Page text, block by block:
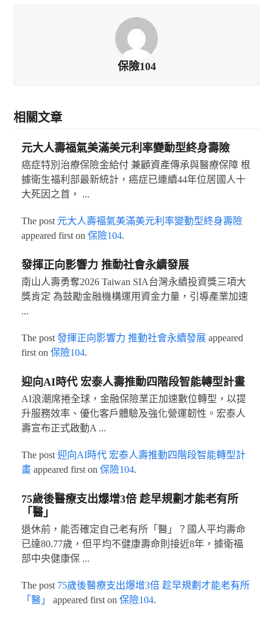
保險104
相關文章
元大人壽福氣美滿美元利率變動型終身壽險
癌症特別治療保險金給付 兼顧資產傳承與醫療保障 根
據衛生福利部最新統計，癌症已連續44年位居國人十
大死因之首， ...
The post 元大人壽福氣美滿美元利率變動型終身壽險
appeared first on 保險104.
發揮正向影響力 推動社會永續發展
南山人壽勇奪2026 Taiwan SIA台灣永續投資獎三項大
獎肯定 為鼓勵金融機構運用資金力量，引導產業加速
...
The post 發揮正向影響力 推動社會永續發展appeared
first on 保險104.
迎向AI時代 宏泰人壽推動四階段智能轉型計畫
AI浪潮席捲全球，金融保險業正加速數位轉型，以提
升服務效率、優化客戶體驗及強化營運韌性。宏泰人
壽宣布正式啟動A ...
The post 迎向AI時代 宏泰人壽推動四階段智能轉型計
畫appeared first on 保險104.
75歲後醫療支出爆增3倍 趁早規劃才能老有所
「醫」
退休前，能否確定自己老有所「醫」？國人平均壽命
已達80.77歲，但平均不健康壽命則接近8年，據衛福
部中央健康保 ...
The post 75歲後醫療支出爆增3倍 趁早規劃才能老有所
「醫」
appeared first on 保險104.